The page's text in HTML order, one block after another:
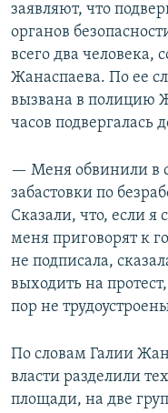
заявляют, что
органов
всего два человека,
Жанаспаева. По ее
вызвана в полицию
часов подвергалась
— Меня обвинили в
забастовки по
Сказали, что, если я
меня приговорят к
не подписала,
выходить на
пор не
По словам Галии
власти разделили
площади, на две